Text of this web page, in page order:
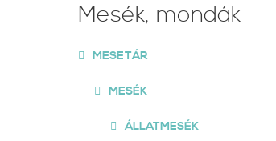
Mesék, mondák
MESETÁR
MESÉK
ÁLLATMESÉK